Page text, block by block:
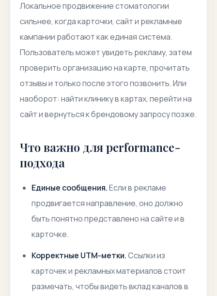
Локальное продвижение стоматологии
сильнее, когда карточки, сайт и рекламные
кампании работают как единая система.
Пользователь может увидеть рекламу, затем
проверить организацию на карте, прочитать
отзывы и только после этого позвонить. Или
наоборот: найти клинику в картах, перейти на
сайт и вернуться к брендовому запросу позже.
Что важно для performance-
подхода
Единые сообщения.Если в рекламе
продвигается направление, оно должно
быть понятно представлено на сайте и в
карточке.
Корректные UTM-метки.Ссылки из
карточек и рекламных материалов стоит
размечать, чтобы видеть вклад каналов в